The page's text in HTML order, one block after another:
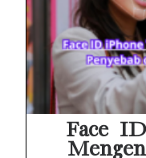
Face